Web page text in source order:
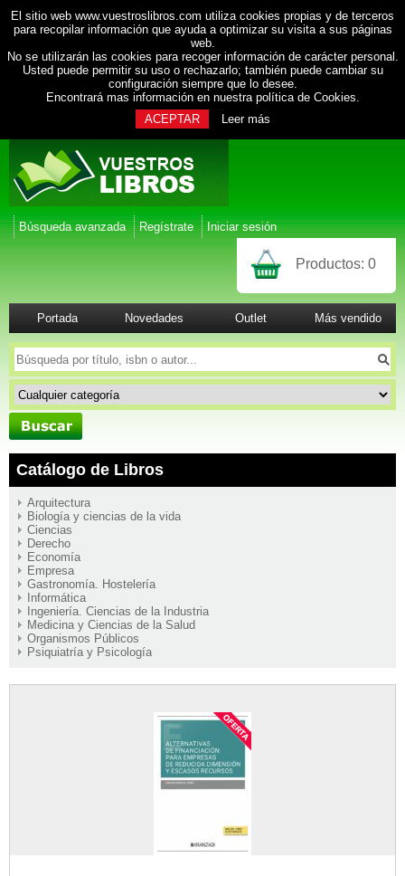
El sitio web www.vuestroslibros.com utiliza cookies propias y de terceros
para recopilar información que ayuda a optimizar su visita a sus páginas
web.
No se utilizarán las cookies para recoger información de carácter personal.
Usted puede permitir su uso o rechazarlo; también puede cambiar su
configuración siempre que lo desee.
Encontrará mas información en nuestra política de Cookies.
ACEPTAR
Leer más
Búsqueda avanzada Regístrate Iniciar sesión
Productos: 0
Portada Novedades Outlet Más vendido
Catálogo de Libros
Arquitectura
Biología y ciencias de la vida
Ciencias
Derecho
Economía
Empresa
Gastronomía. Hostelería
Informática
Ingeniería. Ciencias de la Industria
Medicina y Ciencias de la Salud
Organismos Públicos
Psiquiatría y Psicología